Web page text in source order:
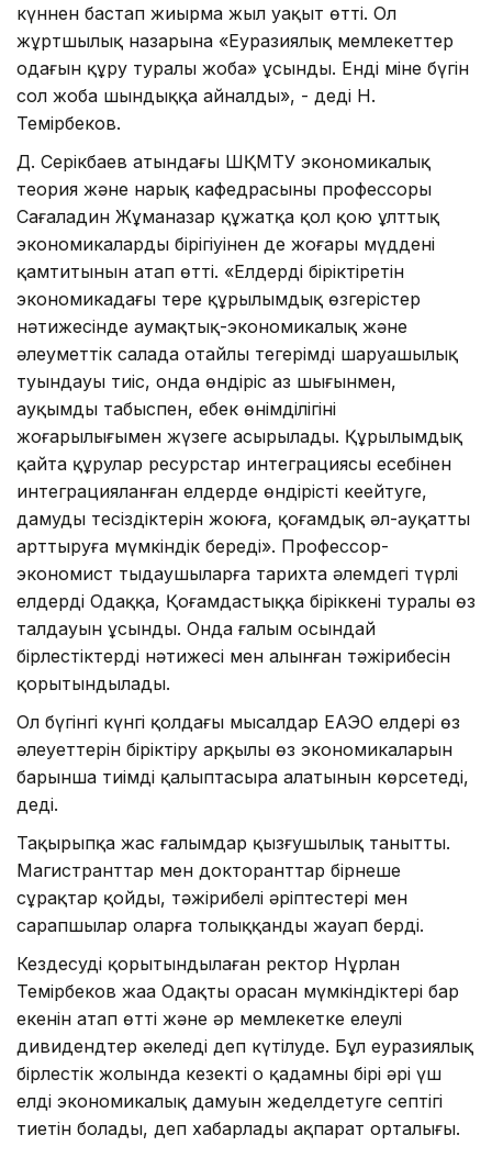
күннен бастап жиырма жыл уақыт өтті. Ол
жұртшылық назарына «Еуразиялық мемлекеттер
одағын құру туралы жоба» ұсынды. Енді міне бүгін
сол жоба шындыққа айналды», - деді Н.
Темірбеков.
Д. Серікбаев атындағы ШҚМТУ экономикалық
теория және нарық кафедрасының профессоры
Сағаладин Жұманазар құжатқа қол қою ұлттық
экономикалардың бірігіуінен де жоғары мүддені
қамтитынын атап өтті. «Елдерді біріктіретін
экономикадағы терең құрылымдық өзгерістер
нәтижесінде аумақтық-экономикалық және
әлеуметтік салада оңтайлы теңгерімді шаруашылық
туындауы тиіс, онда өндіріс аз шығынмен,
ауқымды табыспен, еңбек өнімділігінің
жоғарылығымен жүзеге асырылады. Құрылымдық
қайта құрулар ресурстар интеграциясы есебінен
интеграцияланған елдерде өндірісті кеңейтуге,
дамудың теңсіздіктерін жоюға, қоғамдық әл-ауқатты
арттыруға мүмкіндік береді». Профессор-
экономист тыңдаушыларға тарихта әлемдегі түрлі
елдердің Одаққа, Қоғамдастыққа біріккені туралы өз
талдауын ұсынды. Онда ғалым осындай
бірлестіктердің нәтижесі мен алынған тәжірибесін
қорытындылады.
Ол бүгінгі күнгі қолдағы мысалдар ЕАЭО елдері өз
әлеуеттерін біріктіру арқылы өз экономикаларын
барынша тиімді қалыптасыра алатынын көрсетеді,
деді.
Тақырыпқа жас ғалымдар қызғушылық танытты.
Магистранттар мен докторанттар бірнеше
сұрақтар қойды, тәжірибелі әріптестері мен
сарапшылар оларға толыққанды жауап берді.
Кездесуді қорытындылаған ректор Нұрлан
Темірбеков жаңа Одақтың орасан мүмкіндіктері бар
екенін атап өтті және әр мемлекетке елеулі
дивидендтер әкеледі деп күтілуде. Бұл еуразиялық
бірлестік жолында кезекті оң қадамның бірі әрі үш
елдің экономикалық дамуын жеделдетуге септігі
тиетін болады, деп хабарлады ақпарат орталығы.